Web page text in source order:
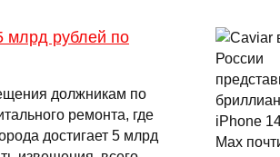
млрд рублей по
должникам по
ремонта, где
достигает 5 млрд